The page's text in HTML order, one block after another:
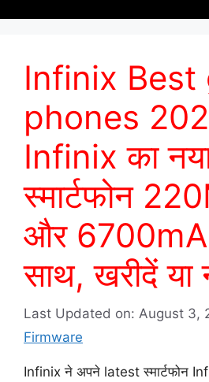
Infinix Best
phones
Infinix का
स्मार्टफोन
और
साथ, खरीदें या
Last Updated on: August 3,
Firmware
Infinix ने अपने latest स्मार्टफोन